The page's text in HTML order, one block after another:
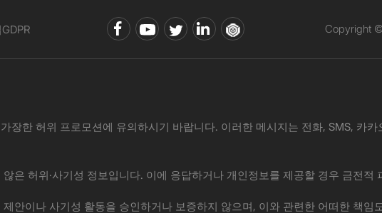
GDPR Copyright
장한 허위 프로모션에 유의하시기 바랍니다. 이러한 메시지는 전화, SMS, 카
은 허위·사기성 정보입니다. 이에 응답하거나 개인정보를 제공할 경우 금전
안이나 사기성 활동을 승인하거나 보증하지 않으며, 이와 관련한 어떠한 책임